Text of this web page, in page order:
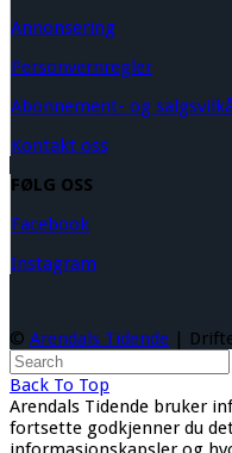
Annonsering
Personvernregler
Abonnement- og
Kontakt oss
FØLG OSS
Facebook
Instagram
© Arendals Tidende |
Back To Top
Arendals Tidende bruker
fortsette godkjenner du